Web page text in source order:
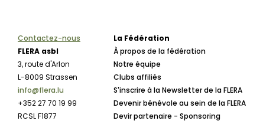
Contactez-nous
FLERA asbl
3, route d'Arlon
L-8009 Strassen
info@flera.lu
+352 27 70 19 99
RCSL F1877
La Fédération
À propos de la fédération
Notre équipe
Clubs affiliés
S'inscrire à la Newsletter de la FLERA
Devenir bénévole au sein de la FLERA
Devir partenaire - Sponsoring